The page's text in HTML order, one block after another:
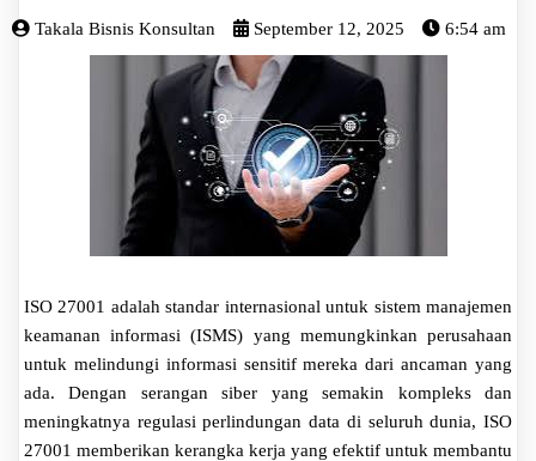
Takala Bisnis Konsultan September 12, 2025 6:54 am
ISO 27001 adalah standar internasional untuk sistem manajemen
keamanan informasi (ISMS) yang memungkinkan perusahaan
untuk melindungi informasi sensitif mereka dari ancaman yang
ada. Dengan serangan siber yang semakin kompleks dan
meningkatnya regulasi perlindungan data di seluruh dunia, ISO
27001 memberikan kerangka kerja yang efektif untuk membantu